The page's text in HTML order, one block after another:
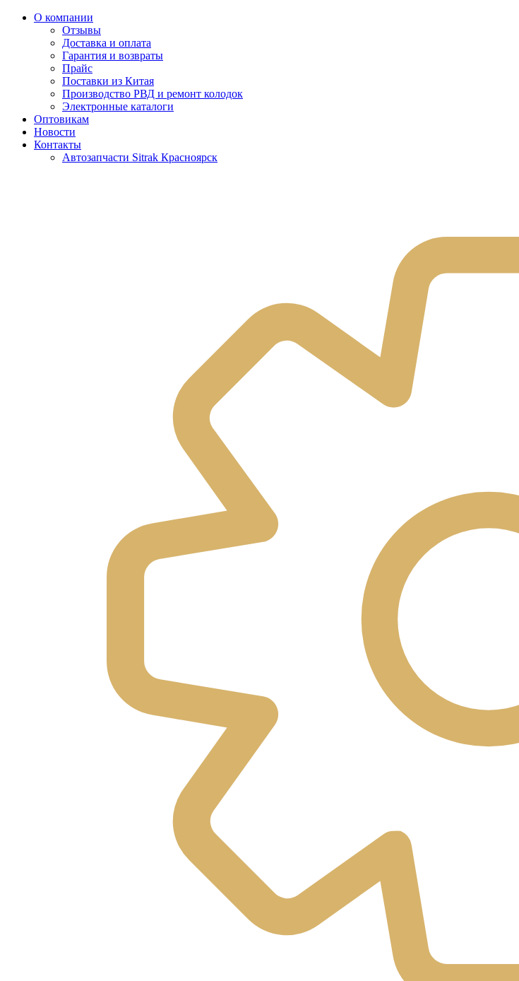
О компании
Отзывы
Доставка и оплата
Гарантия и возвраты
Прайс
Поставки из Китая
Производство РВД и ремонт колодок
Электронные каталоги
Оптовикам
Новости
Контакты
Автозапчасти Sitrak Красноярск